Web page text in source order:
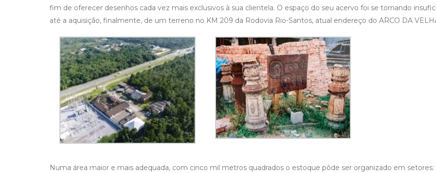
fim de oferecer desenhos cada vez mais exclusivos à sua clientela. O espaço do seu acervo foi se tornando
até a aquisição, finalmente, de um terreno no KM 209 da Rodovia Rio-Santos, atual endereço do ARCO DA
Numa área maior e mais adequada, com cinco mil metros quadrados o estoque pôde ser organizado em setores: